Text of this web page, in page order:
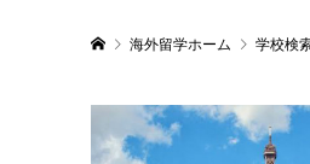
海外留学ホーム 学校検